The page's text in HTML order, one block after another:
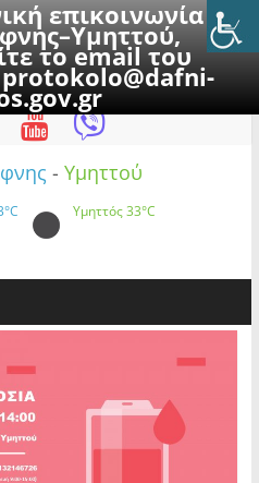
επικοινωνία με
το email του
protokolo@dafni-
2026
- Υμηττού
Υμηττός33°C